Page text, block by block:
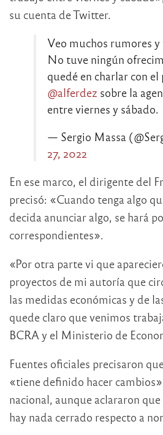
su cuenta de Twitter.
Veo muchos rumores y
No tuve ningún
quedé en charlar con
@alferdez sobre la
entre viernes y sábado.
— Sergio Massa
27, 2022
En ese marco, el dirigente del
precisó: «Cuando tenga algo
decida anunciar algo, se hará
correspondientes».
«Por otra parte vi que
proyectos de mi autoría que
las medidas económicas y de
quede claro que venimos
BCRA y el Ministerio de
Fuentes oficiales precisaron
«tiene definido hacer
nacional, aunque aclararon
hay nada cerrado respecto a